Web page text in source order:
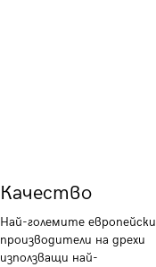
Качество
Най-големите европейски
производители на дрехи
използващи най-